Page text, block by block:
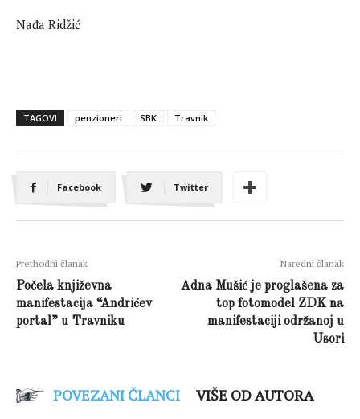
Nađa Ridžić
TAGOVI penzioneri SBK Travnik
Facebook Twitter
Prethodni članak
Počela književna
manifestacija “Andrićev
portal” u Travniku
Naredni članak
Adna Mušić je proglašena za
top fotomodel ZDK na
manifestaciji održanoj u
Usori
POVEZANI ČLANCI VIŠE OD AUTORA